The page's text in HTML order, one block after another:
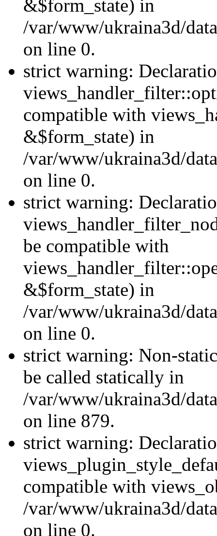
&$form_state) in
/var/www/ukraina3d/
on line 0.
strict warning:
compatible with
&$form_state) in
/var/www/ukraina3d/
on line 0.
strict warning:
be compatible with
&$form_state) in
/var/www/ukraina3d/
on line 0.
strict warning: Non-
be called statically in
/var/www/ukraina3d/
on line 879.
strict warning:
compatible with
/var/www/ukraina3d/
on line 0.